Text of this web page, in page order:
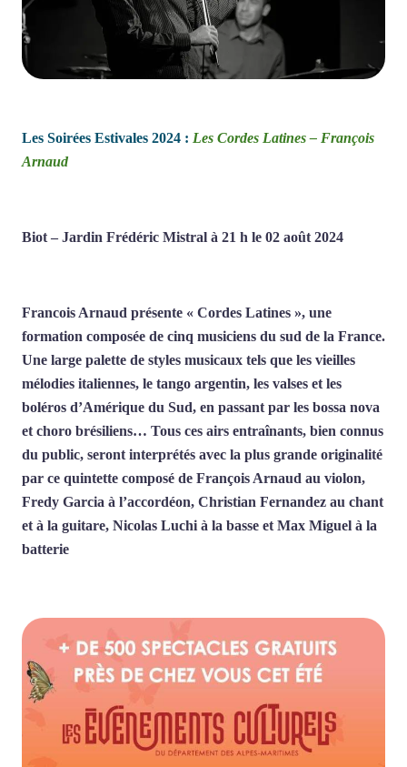
Les Soirées Estivales 2024 : Les Cordes Latines – François
Arnaud
Biot – Jardin Frédéric Mistral à 21 h le 02 août 2024
Francois Arnaud présente « Cordes Latines », une
formation composée de cinq musiciens du sud de la France.
Une large palette de styles musicaux tels que les vieilles
mélodies italiennes, le tango argentin, les valses et les
boléros d’Amérique du Sud, en passant par les bossa nova
et choro brésiliens… Tous ces airs entraînants, bien connus
du public, seront interprétés avec la plus grande originalité
par ce quintette composé de François Arnaud au violon,
Fredy Garcia à l’accordéon, Christian Fernandez au chant
et à la guitare, Nicolas Luchi à la basse et Max Miguel à la
batterie